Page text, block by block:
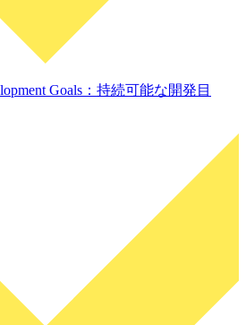
Goals：持続可能な開発目